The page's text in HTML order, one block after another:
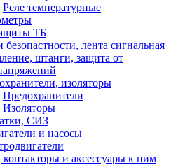
Реле температурные
ТБ
безопастности, лента сигнальная
штанги, защита от
изоляторы
Предохранители
Изоляторы
СИЗ
и насосы
контакторы и аксессуары к ним